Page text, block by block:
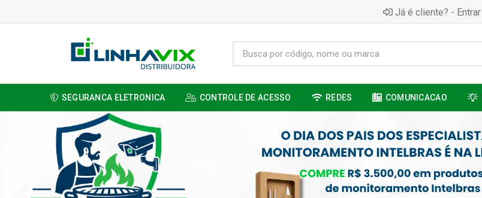
Já é cliente? - Entrar
SEGURANCA ELETRONICA CONTROLE DE ACESSO REDES COMUNICACAO